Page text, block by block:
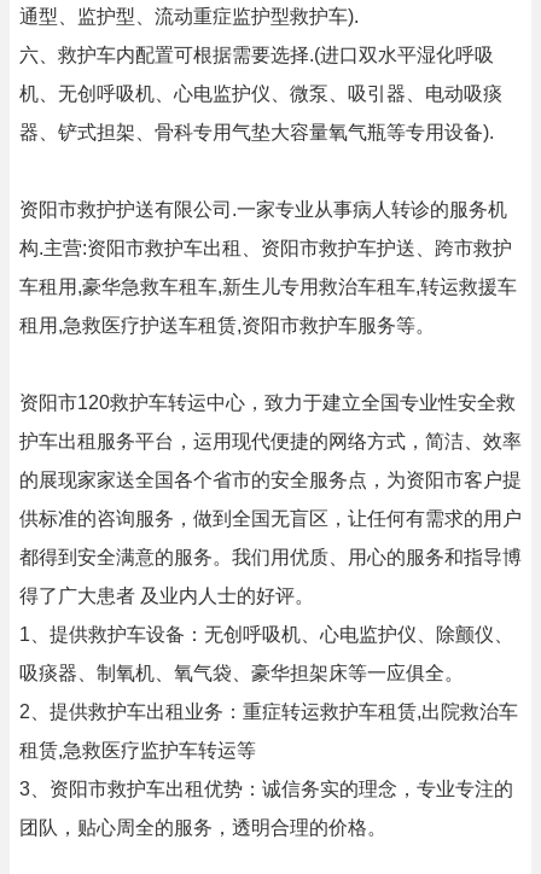
通型、监护型、流动重症监护型救护车).
六、救护车内配置可根据需要选择.(进口双水平湿化呼吸
机、无创呼吸机、心电监护仪、微泵、吸引器、电动吸痰
器、铲式担架、骨科专用气垫大容量氧气瓶等专用设备).
资阳市救护护送有限公司.一家专业从事病人转诊的服务机
构.主营:资阳市救护车出租、资阳市救护车护送、跨市救护
车租用,豪华急救车租车,新生儿专用救治车租车,转运救援车
租用,急救医疗护送车租赁,资阳市救护车服务等。
资阳市120救护车转运中心，致力于建立全国专业性安全救
护车出租服务平台，运用现代便捷的网络方式，简洁、效率
的展现家家送全国各个省市的安全服务点，为资阳市客户提
供标准的咨询服务，做到全国无盲区，让任何有需求的用户
都得到安全满意的服务。我们用优质、用心的服务和指导博
得了广大患者 及业内人士的好评。
1、提供救护车设备：无创呼吸机、心电监护仪、除颤仪、
吸痰器、制氧机、氧气袋、豪华担架床等一应俱全。
2、提供救护车出租业务：重症转运救护车租赁,出院救治车
租赁,急救医疗监护车转运等
3、资阳市救护车出租优势：诚信务实的理念，专业专注的
团队，贴心周全的服务，透明合理的价格。